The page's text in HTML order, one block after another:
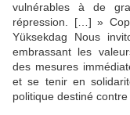
vulnérables à de
répression. […] »
Yüksekdag Nous
embrassant les
des mesures
et se tenir en
politique destiné